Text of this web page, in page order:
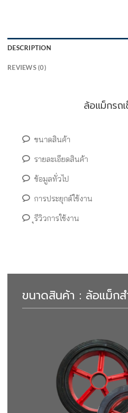
DESCRIPTION
REVIEWS (0)
ล้อแม็กรถ
ขนาดสินค้า
รายละเอียดสินค้า
ข้อมูลทั่วไป
การประยุกต์ใช้งาน
ุรีวิวการใช้งาน
ขนาดสินค้า : ล้อแม็กส